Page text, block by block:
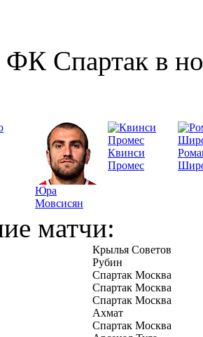
Спартак в
Юра
Мовсисян
Квинси
Промес
матчи:
Крылья Советов
Рубин
Спартак Москва
Спартак Москва
Спартак Москва
Ахмат
Спартак Москва